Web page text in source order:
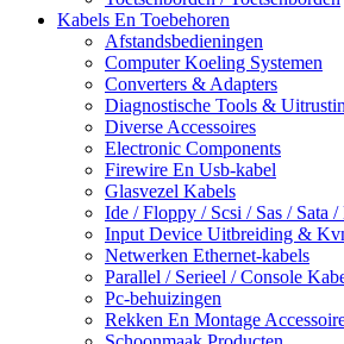
Kabels En Toebehoren
Afstandsbedieningen
Computer Koeling Systemen
Converters & Adapters
Diagnostische Tools &
Diverse Accessoires
Electronic Components
Firewire En Usb-kabel
Glasvezel Kabels
Ide / Floppy / Scsi / Sas / Sata /
Input Device Uitbreiding &
Netwerken Ethernet-kabels
Parallel / Serieel / Console
Pc-behuizingen
Rekken En Montage